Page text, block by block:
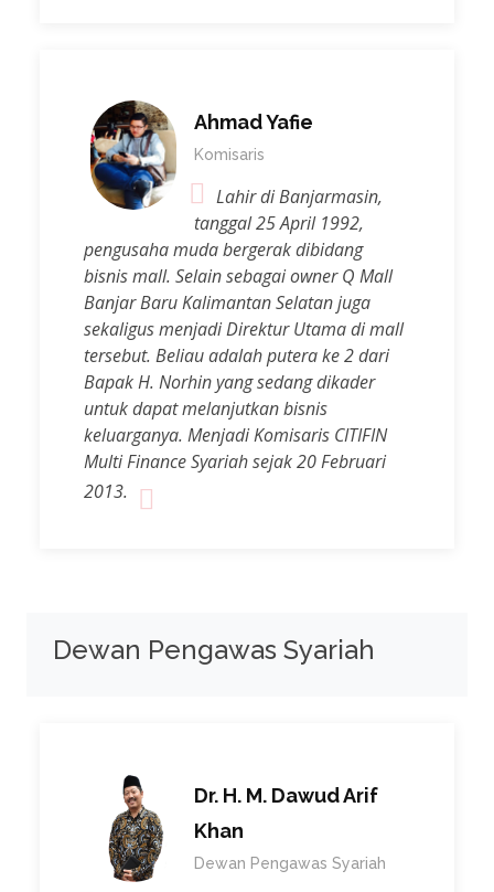
Ahmad Yafie
Komisaris
Lahir di Banjarmasin,
tanggal 25 April 1992,
pengusaha muda bergerak dibidang
bisnis mall. Selain sebagai owner Q Mall
Banjar Baru Kalimantan Selatan juga
sekaligus menjadi Direktur Utama di mall
tersebut. Beliau adalah putera ke 2 dari
Bapak H. Norhin yang sedang dikader
untuk dapat melanjutkan bisnis
keluarganya. Menjadi Komisaris CITIFIN
Multi Finance Syariah sejak 20 Februari
2013.
Dewan Pengawas Syariah
Dr. H. M. Dawud Arif
Khan
Dewan Pengawas Syariah